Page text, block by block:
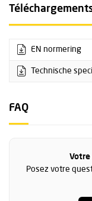
EN normering
Technische
FAQ
Votre
Posez votre